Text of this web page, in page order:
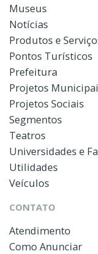
Museus
Notícias
Produtos e
Pontos Turísticos
Prefeitura
Projetos
Projetos Sociais
Segmentos
Teatros
Universidades e
Utilidades
Veículos
CONTATO
Atendimento
Como Anunciar